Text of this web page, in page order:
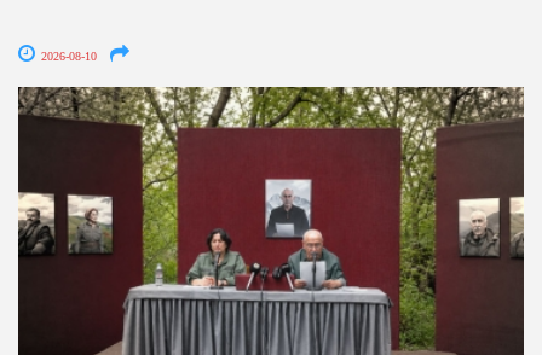
2026-08-10